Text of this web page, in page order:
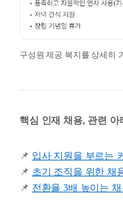
구성원 제공 복지를 상세히
핵심 인재 채용, 관련 아
📌 입사 지원을 부르는
📌 초기 조직을 위한 채
📌 전환율 3배 높이는